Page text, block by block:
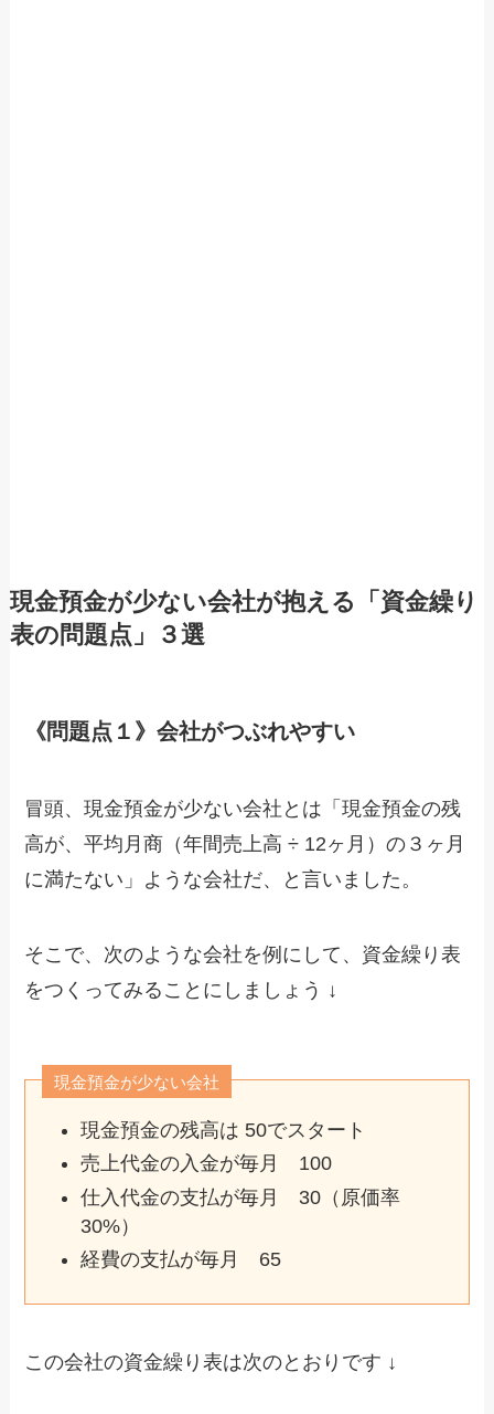
現金預金が少ない会社が抱える「資金繰り
表の問題点」３選
《問題点１》会社がつぶれやすい
冒頭、現金預金が少ない会社とは「現金預金の残
高が、平均月商（年間売上高 ÷ 12ヶ月）の３ヶ月
に満たない」ような会社だ、と言いました。
そこで、次のような会社を例にして、資金繰り表
をつくってみることにしましょう ↓
現金預金が少ない会社
現金預金の残高は 50でスタート
売上代金の入金が毎月 100
仕入代金の支払が毎月 30（原価率
30%）
経費の支払が毎月 65
この会社の資金繰り表は次のとおりです ↓